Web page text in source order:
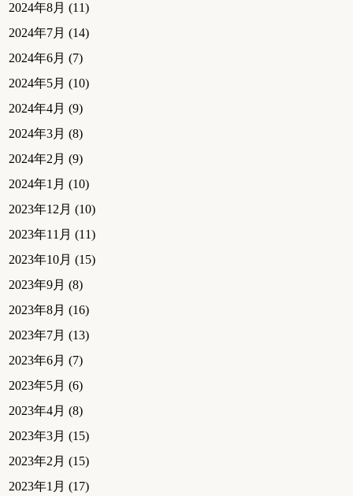
2024年8月 (11)
2024年7月 (14)
2024年6月 (7)
2024年5月 (10)
2024年4月 (9)
2024年3月 (8)
2024年2月 (9)
2024年1月 (10)
2023年12月 (10)
2023年11月 (11)
2023年10月 (15)
2023年9月 (8)
2023年8月 (16)
2023年7月 (13)
2023年6月 (7)
2023年5月 (6)
2023年4月 (8)
2023年3月 (15)
2023年2月 (15)
2023年1月 (17)